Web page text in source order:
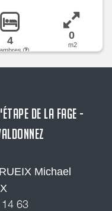
4 0
m2
DE LA FAGE -
Michael
63